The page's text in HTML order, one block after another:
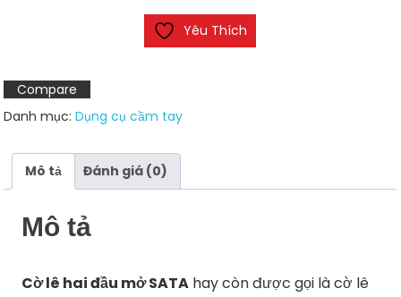
mở
SATA
41201,
41203,
41204
lượng
Yêu Thích
Compare
Danh mục:Dụng cụ cầm tay
Mô tả Đánh giá (0)
Mô tả
Cờ lê hai đầu mở SATA hay còn được gọi là cờ lê